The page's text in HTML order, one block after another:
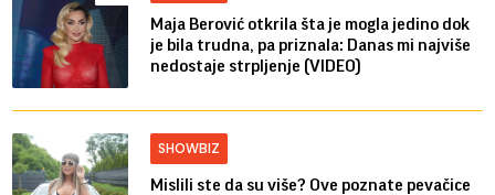
Maja Berović otkrila šta je mogla jedino dok
je bila trudna, pa priznala: Danas mi najviše
nedostaje strpljenje (VIDEO)
SHOWBIZ
Mislili ste da su više? Ove poznate pevačice